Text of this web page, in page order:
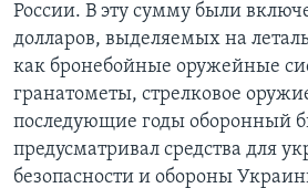
России. В эту сумму были
долларов, выделяемых на
как бронебойные оружейные
гранатометы, стрелковое
последующие годы оборонный
предусматривал средства для
безопасности и обороны